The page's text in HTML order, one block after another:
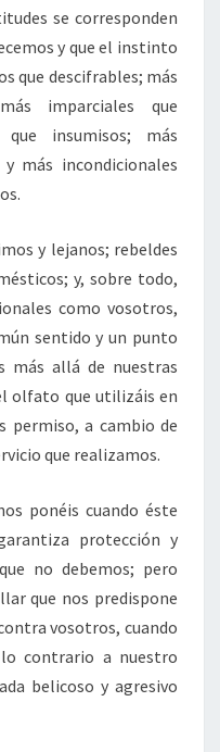
se corresponden
y que el instinto
que descifrables; más
imparciales que
insumisos; más
más incondicionales
y lejanos; rebeldes
y, sobre todo,
como vosotros,
sentido y un punto
más allá de nuestras
olfato que utilizáis en
permiso, a cambio de
que realizamos.
ponéis cuando éste
protección y
no debemos; pero
que nos predispone
vosotros, cuando
lo contrario a nuestro
belicoso y agresivo